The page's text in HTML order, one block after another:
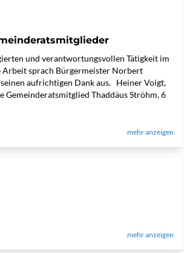
und verantwortungsvollen Tätigkeit im
sprach Bürgermeister Norbert
aufrichtigen Dank aus. Heiner Voigt,
Gemeinderatsmitglied Thaddäus Ströhm, 6
mehr anzeigen
mehr anzeigen